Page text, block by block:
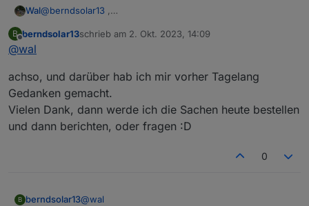
Wal@berndsolar13
die Daten werden soweit ich weiß über UDP gesendet und
B
Offline
berndsolar13schrieb am 2. Okt. 2023, 14:09
zuletzt editiert von
@wal
achso, und darüber hab ich mir vorher Tagelang
Gedanken gemacht.
Vielen Dank, dann werde ich die Sachen heute bestellen
und dann berichten, oder fragen :D
0
B berndsolar13@wal